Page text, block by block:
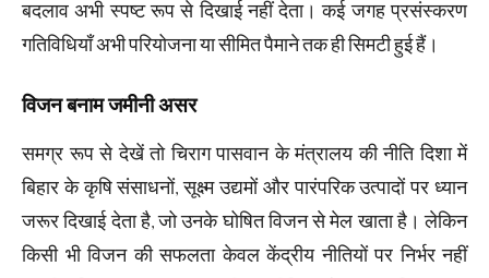
बदलाव अभी स्पष्ट रूप से दिखाई नहीं देता। कई जगह प्रसंस्करण
गतिविधियाँ अभी परियोजना या सीमित पैमाने तक ही सिमटी हुई हैं।
विजन बनाम जमीनी असर
समग्र रूप से देखें तो चिराग पासवान के मंत्रालय की नीति दिशा में
बिहार के कृषि संसाधनों, सूक्ष्म उद्यमों और पारंपरिक उत्पादों पर ध्यान
जरूर दिखाई देता है, जो उनके घोषित विजन से मेल खाता है। लेकिन
किसी भी विजन की सफलता केवल केंद्रीय नीतियों पर निर्भर नहीं